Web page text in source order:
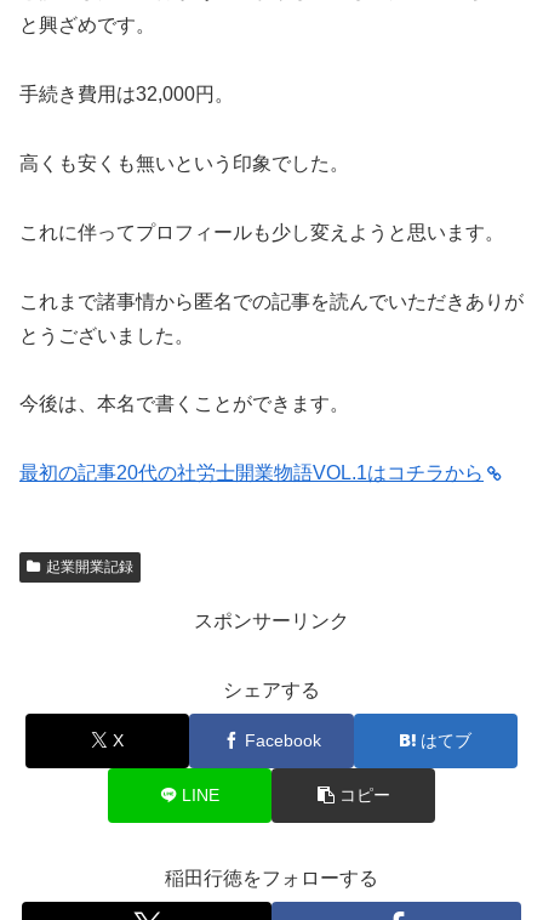
と興ざめです。
手続き費用は32,000円。
高くも安くも無いという印象でした。
これに伴ってプロフィールも少し変えようと思います。
これまで諸事情から匿名での記事を読んでいただきありが
とうございました。
今後は、本名で書くことができます。
最初の記事20代の社労士開業物語VOL.1はコチラから
起業開業記録
スポンサーリンク
シェアする
X Facebook はてブ
LINE コピー
稲田行徳をフォローする